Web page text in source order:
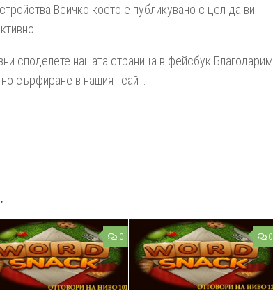
което е публикувано с цел да ви
споделете нашата страница в фейсбук.Благодарим
сърфиране в нашият сайт.
0 0